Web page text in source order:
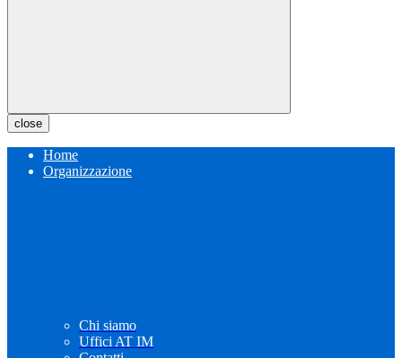
close
Home
Organizzazione
Chi siamo
Uffici AT IM